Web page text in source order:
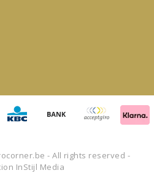
- All rights reserved -
InStijl Media